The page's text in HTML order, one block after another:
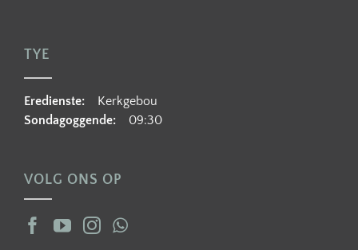
TYE
Eredienste: Kerkgebou
Sondagoggende: 09:30
VOLG ONS OP